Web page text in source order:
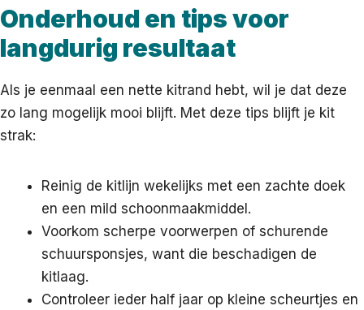
Onderhoud en tips voor
langdurig resultaat
Als je eenmaal een nette kitrand hebt, wil je dat deze
zo lang mogelijk mooi blijft. Met deze tips blijft je kit
strak:
Reinig de kitlijn wekelijks met een zachte doek
en een mild schoonmaakmiddel.
Voorkom scherpe voorwerpen of schurende
schuursponsjes, want die beschadigen de
kitlaag.
Controleer ieder half jaar op kleine scheurtjes en